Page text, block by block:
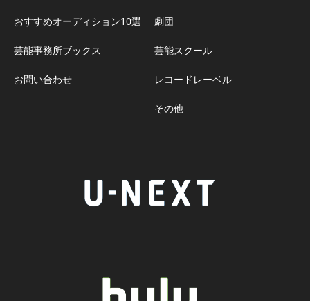
おすすめオーディション10選
芸能事務所ブックス
お問い合わせ
劇団
芸能スクール
レコードレーベル
その他